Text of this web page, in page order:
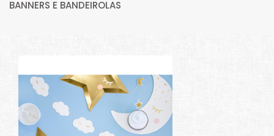
BANNERS E BANDEIROLAS